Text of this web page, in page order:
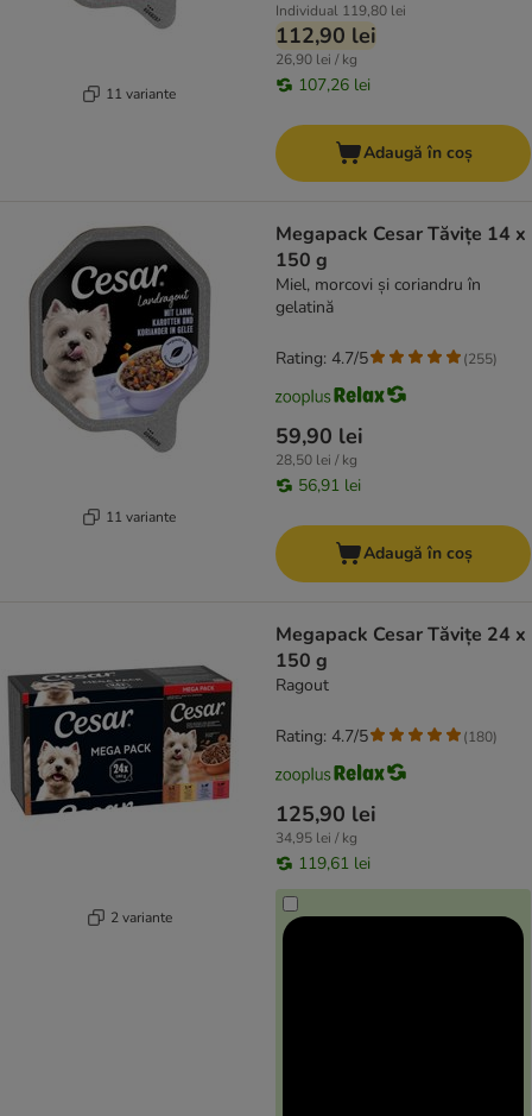
11 variante
Individual 119,80 lei
112,90 lei
26,90 lei / kg
107,26 lei
Adaugă în coș
11 variante
Megapack Cesar Tăvițe 14 x
150 g
Miel, morcovi și coriandru în
gelatină
59,90 lei
28,50 lei / kg
56,91 lei
Rating: 4.7/5 (255)
Adaugă în coș
2 variante
Megapack Cesar Tăvițe 24 x
150 g
Ragout
125,90 lei
34,95 lei / kg
119,61 lei
Rating: 4.7/5 (180)